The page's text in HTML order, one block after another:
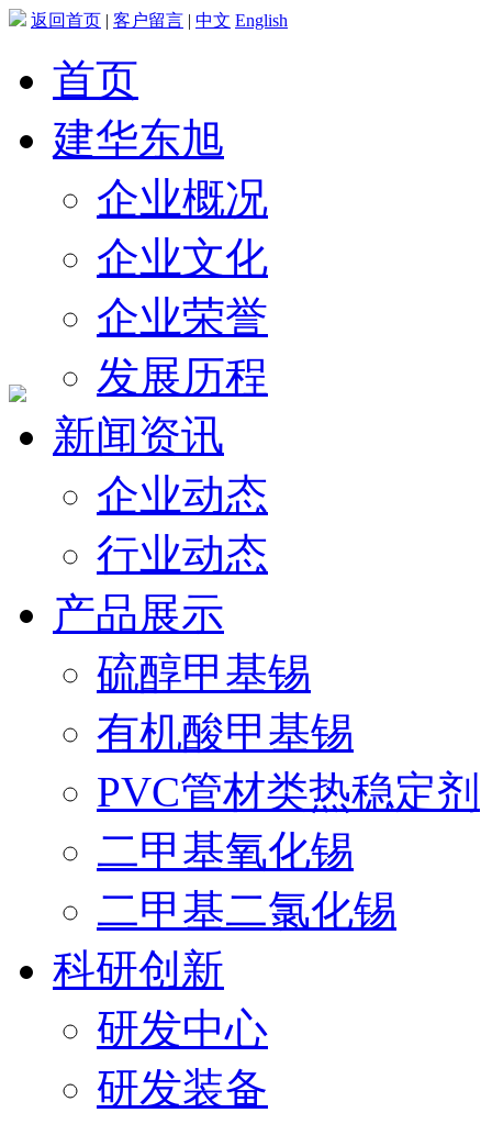
返回首页 | 客户留言 | 中文 English
首页
建华东旭
企业概况
企业文化
企业荣誉
发展历程
新闻资讯
企业动态
行业动态
产品展示
硫醇甲基锡
有机酸甲基锡
PVC管材类热稳定剂
二甲基氧化锡
二甲基二氯化锡
科研创新
研发中心
研发装备